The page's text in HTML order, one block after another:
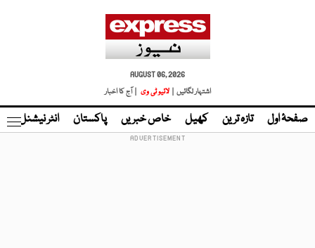
AUGUST 06, 2026
اشتہار لگائیں |
لائیو ٹی وی | آج کا اخبار
صفحۂ اول تازہ ترین کھیل خاص خبریں پاکستان انٹر نیشنل